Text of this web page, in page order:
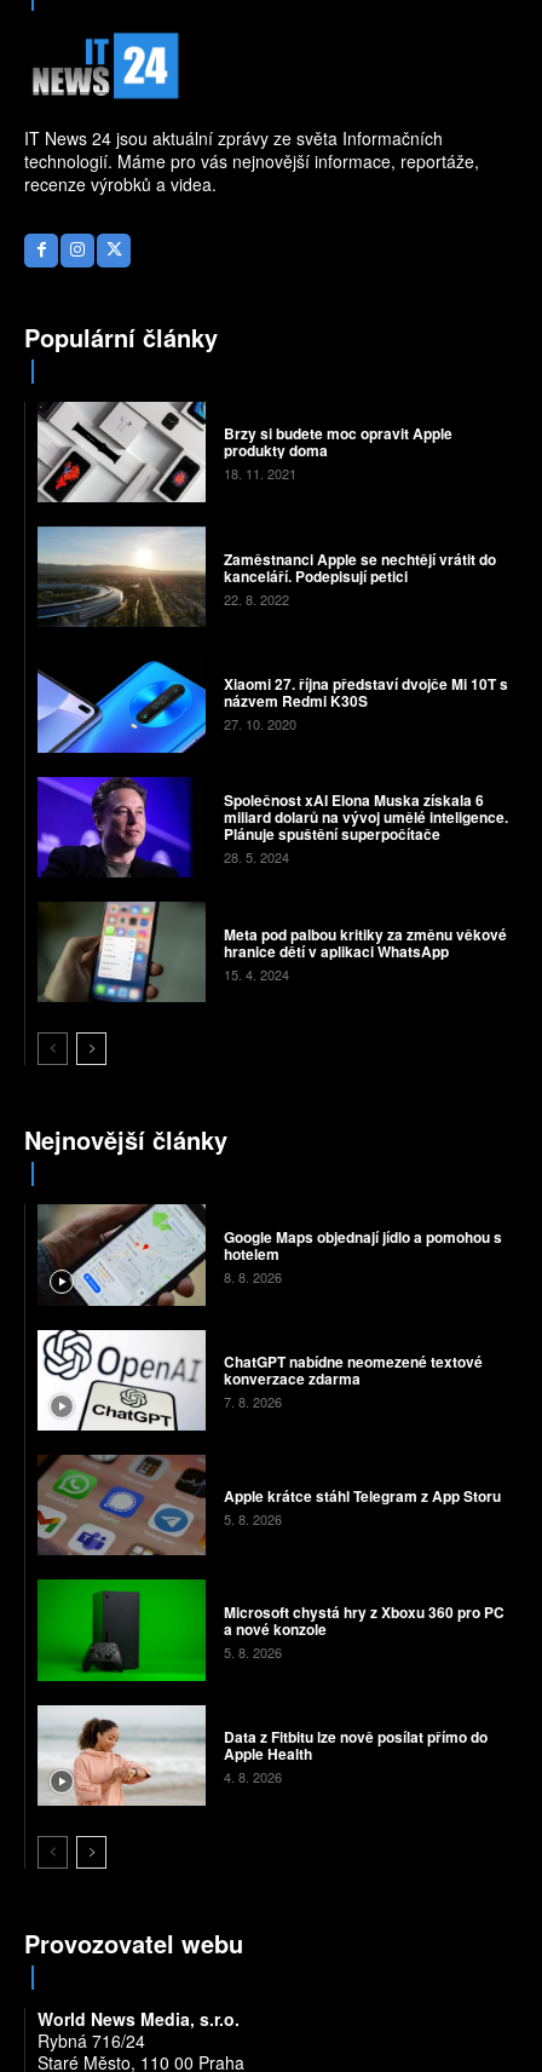
IT News 24 jsou aktuální zprávy ze světa Informačních
technologií. Máme pro vás nejnovější informace, reportáže,
recenze výrobků a videa.
Populární články
Brzy si budete moc opravit Apple
produkty doma
18. 11. 2021
Zaměstnanci Apple se nechtějí vrátit do
kanceláří. Podepisují petici
22. 8. 2022
Xiaomi 27. října představí dvojče Mi 10T s
názvem Redmi K30S
27. 10. 2020
Společnost xAI Elona Muska získala 6
miliard dolarů na vývoj umělé inteligence.
Plánuje spuštění superpočítače
28. 5. 2024
Meta pod palbou kritiky za změnu věkové
hranice dětí v aplikaci WhatsApp
15. 4. 2024
Nejnovější články
Google Maps objednají jídlo a pomohou s
hotelem
8. 8. 2026
ChatGPT nabídne neomezené textové
konverzace zdarma
7. 8. 2026
Apple krátce stáhl Telegram z App Storu
5. 8. 2026
Microsoft chystá hry z Xboxu 360 pro PC
a nové konzole
5. 8. 2026
Data z Fitbitu lze nově posílat přímo do
Apple Health
4. 8. 2026
Provozovatel webu
World News Media, s.r.o.
Rybná 716/24
Staré Město, 110 00 Praha